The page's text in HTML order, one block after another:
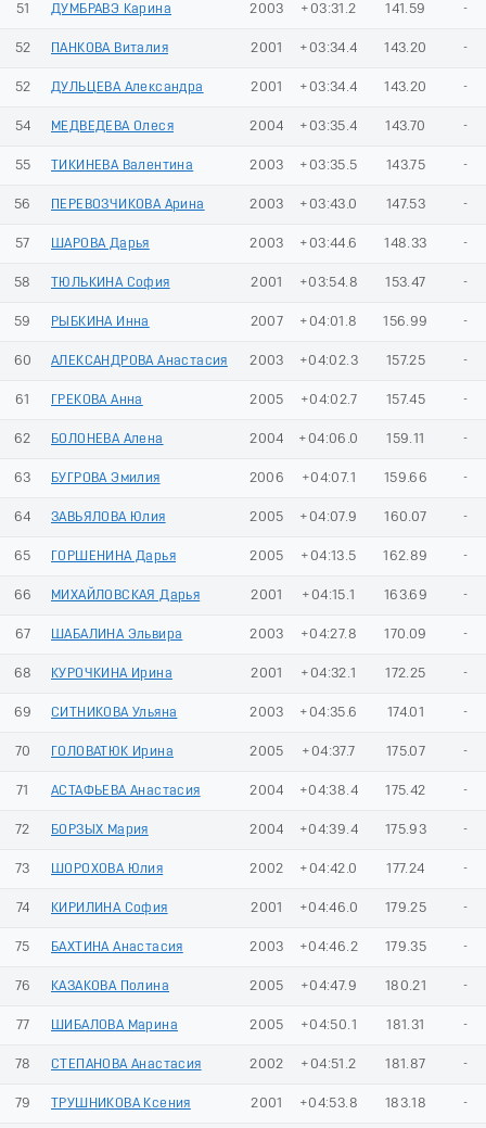
51 ДУМБРАВЭ Карина 2003 +03:31.2 141.59 -
52 ПАНКОВА Виталия 2001 +03:34.4 143.20 -
52 ДУЛЬЦЕВА Александра 2001 +03:34.4 143.20 -
54 МЕДВЕДЕВА Олеся 2004 +03:35.4 143.70 -
55 ТИКИНЕВА Валентина 2003 +03:35.5 143.75 -
56 ПЕРЕВОЗЧИКОВА Арина 2003 +03:43.0 147.53 -
57 ШАРОВА Дарья 2003 +03:44.6 148.33 -
58 ТЮЛЬКИНА София 2001 +03:54.8 153.47 -
59 РЫБКИНА Инна 2007 +04:01.8 156.99 -
60 АЛЕКСАНДРОВА Анастасия 2003 +04:02.3 157.25 -
61 ГРЕКОВА Анна 2005 +04:02.7 157.45 -
62 БОЛОНЕВА Алена 2004 +04:06.0 159.11 -
63 БУГРОВА Эмилия 2006 +04:07.1 159.66 -
64 ЗАВЬЯЛОВА Юлия 2005 +04:07.9 160.07 -
65 ГОРШЕНИНА Дарья 2005 +04:13.5 162.89 -
66 МИХАЙЛОВСКАЯ Дарья 2001 +04:15.1 163.69 -
67 ШАБАЛИНА Эльвира 2003 +04:27.8 170.09 -
68 КУРОЧКИНА Ирина 2001 +04:32.1 172.25 -
69 СИТНИКОВА Ульяна 2003 +04:35.6 174.01 -
70 ГОЛОВАТЮК Ирина 2005 +04:37.7 175.07 -
71 АСТАФЬЕВА Анастасия 2004 +04:38.4 175.42 -
72 БОРЗЫХ Мария 2004 +04:39.4 175.93 -
73 ШОРОХОВА Юлия 2002 +04:42.0 177.24 -
74 КИРИЛИНА София 2001 +04:46.0 179.25 -
75 БАХТИНА Анастасия 2003 +04:46.2 179.35 -
76 КАЗАКОВА Полина 2005 +04:47.9 180.21 -
77 ШИБАЛОВА Марина 2005 +04:50.1 181.31 -
78 СТЕПАНОВА Анастасия 2002 +04:51.2 181.87 -
79 ТРУШНИКОВА Ксения 2001 +04:53.8 183.18 -